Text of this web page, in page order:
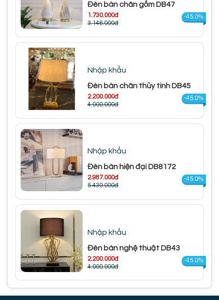
Đèn bàn chân gốm DB47
1.730.000đ
3.146.000đ
-45.0%
Nhập khẩu
Đèn bàn chân thủy tinh DB45
2.200.000đ
4.000.000đ
-45.0%
Nhập khẩu
Đèn bàn hiện đại DB8172
2.987.000đ
5.430.000đ
-45.0%
Nhập khẩu
Đèn bàn nghệ thuật DB43
2.200.000đ
4.000.000đ
-45.0%